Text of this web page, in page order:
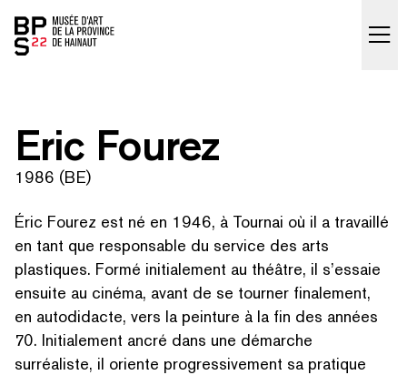
Accueil
Eric Fourez
1986 (BE)
Éric Fourez est né en 1946, à Tournai où il a travaillé
en tant que responsable du service des arts
plastiques. Formé ini­tiale­ment au théâtre, il s’essaie
ensuite au cinéma, avant de se tourner finalement,
en autodidacte, vers la peinture à la fin des années
70. Ini­tiale­ment ancré dans une démarche
surréaliste, il oriente pro­gres­sive­ment sa pratique